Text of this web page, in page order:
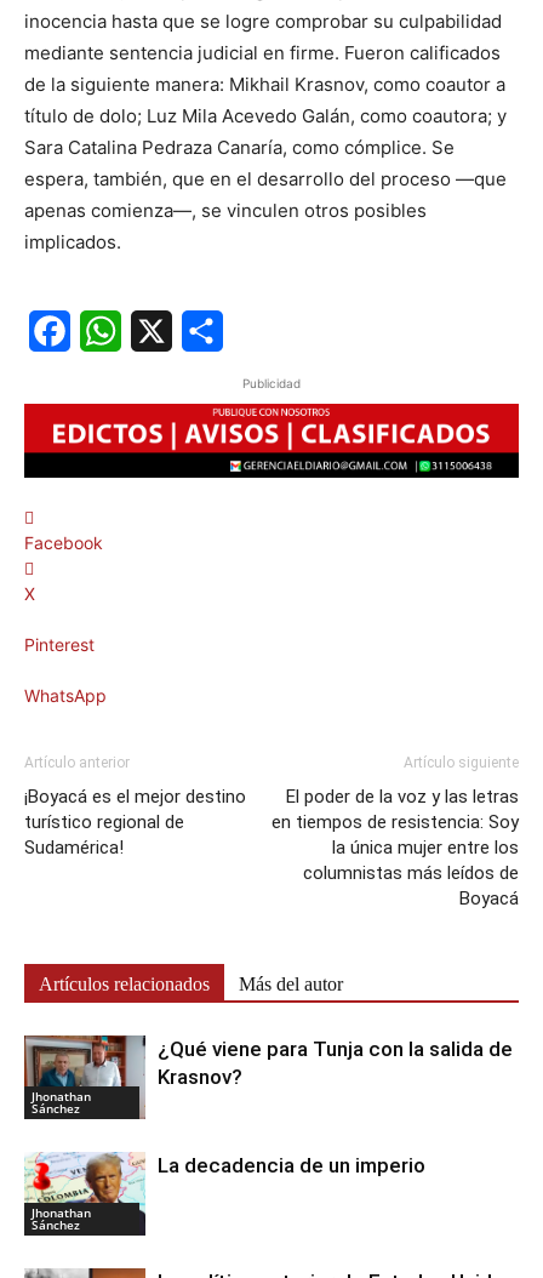
inocencia hasta que se logre comprobar su culpabilidad
mediante sentencia judicial en firme. Fueron calificados
de la siguiente manera: Mikhail Krasnov, como coautor a
título de dolo; Luz Mila Acevedo Galán, como coautora; y
Sara Catalina Pedraza Canaría, como cómplice. Se
espera, también, que en el desarrollo del proceso —que
apenas comienza—, se vinculen otros posibles
implicados.
Publicidad
Facebook
X
Pinterest
WhatsApp
Artículo anterior
¡Boyacá es el mejor destino
turístico regional de
Sudamérica!
Artículo siguiente
El poder de la voz y las letras
en tiempos de resistencia: Soy
la única mujer entre los
columnistas más leídos de
Boyacá
Artículos relacionados Más del autor
Jhonathan
Sánchez
¿Qué viene para Tunja con la salida de
Krasnov?
Jhonathan
Sánchez
La decadencia de un imperio